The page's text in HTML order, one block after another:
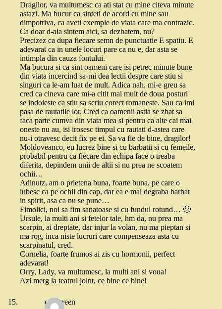
Dragilor, va multumesc ca ati stat cu mine citeva minute
astazi. Ma bucur ca sinteti de acord cu mine sau
dimpotriva, ca aveti exemple de viata care ma contrazic.
Ca doar d-aia sintem aici, sa dezbatem, nu?
Precizez ca dupa fiecare semn de punctuatie E spatiu. E
adevarat ca in unele locuri pare ca nu e, dar asta se
intimpla din cauza fontului.
Ma bucura si ca sint oameni care isi petrec minute bune
din viata incercind sa-mi dea lectii despre care stiu si
singuri ca le-am luat de mult. Adica nah, mi-e greu sa
cred ca cineva care mi-a citit mai mult de doua posturi
se indoieste ca stiu sa scriu corect romaneste. Sau ca imi
pasa de rautatile lor. Cred ca oamenii astia se zbat sa
faca parte cumva din viata mea si pentru ca alte cai mai
oneste nu au, isi irosesc timpul cu rautati d-astea care
nu-i otravesc decit fix pe ei. Sa va fie de bine, dragilor!
Moldoveanco, eu lucrez bine si cu barbatii si cu femeile,
probabil pentru ca fiecare din echipa face o treaba
diferita, depindem unii de altii si nu prea ne scoatem
ochii…
Adinutz, am o prietena buna, foarte buna, pe care o
iubesc ca pe ochii din cap, dar ea e mai degraba barbat
in spirit, asa ca nu se pune…
Fimolici, noi sa fim sanatoase si cu fundul rotund… 🙂
Ursule, la multi ani si fetelor tale, hm da, nu prea ma
scarpin, ai dreptate, dar injur la volan, nu ma pieptan si
ma rog, inca niste lucruri care compenseaza asta cu
scarpinatul, cred.
Cornelia, foarte frumos ai zis cu hormonii, perfect
adevarat!
Orry, Lady, va multumesc, la multi ani si voua!
Azi merg la teatrul joint, ce bine ce bine!
evergreen